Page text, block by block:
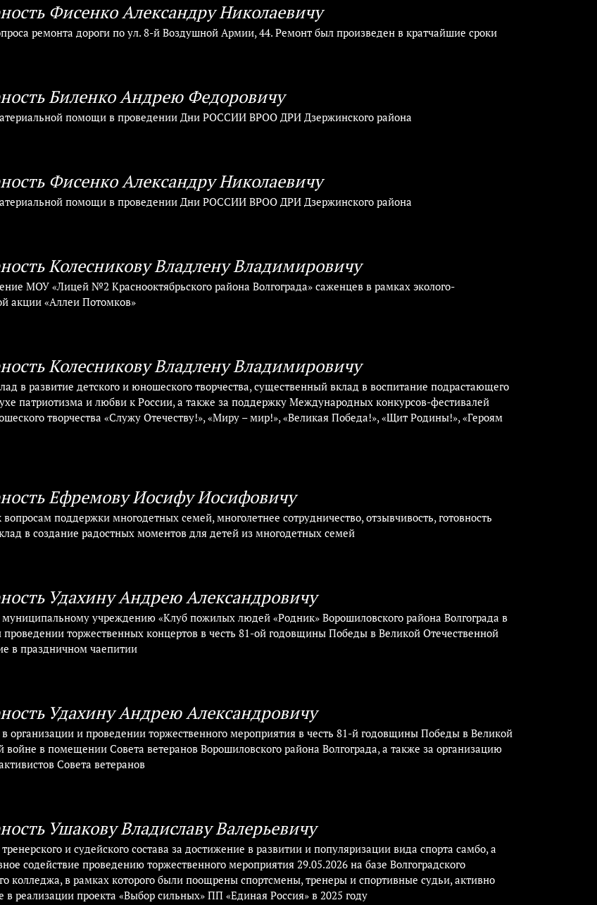
Фисенко Александру Николаевичу
ремонта дороги по ул. 8-й Воздушной Армии, 44. Ремонт был произведен в кратчайшие сроки
Биленко Андрею Федоровичу
помощи в проведении Дни РОССИИ ВРОО ДРИ Дзержинского района
Фисенко Александру Николаевичу
помощи в проведении Дни РОССИИ ВРОО ДРИ Дзержинского района
Колесникову Владлену Владимировичу
МОУ «Лицей №2 Краснооктябрьского района Волгограда» саженцев в рамках эколого-
акции «Аллеи Потомков»
Колесникову Владлену Владимировичу
в развитие детского и юношеского творчества, существенный вклад в воспитание подрастающего
патриотизма и любви к России, а также за поддержку Международных конкурсов-фестивалей
творчества «Служу Отечеству!», «Миру – мир!», «Великая Победа!», «Щит Родины!», «Героям
Ефремову Иосифу Иосифовичу
поддержки многодетных семей, многолетнее сотрудничество, отзывчивость, готовность
в создание радостных моментов для детей из многодетных семей
Удахину Андрею Александровичу
муниципальному учреждению «Клуб пожилых людей «Родник» Ворошиловского района Волгограда в
проведении торжественных концертов в честь 81-ой годовщины Победы в Великой Отечественной
в праздничном чаепитии
Удахину Андрею Александровичу
в организации и проведении торжественного мероприятия в честь 81-й годовщины Победы в Великой
войне в помещении Совета ветеранов Ворошиловского района Волгограда, а также за организацию
Совета ветеранов
Ушакову Владиславу Валерьевичу
и судейского состава за достижение в развитии и популяризации вида спорта самбо, а
содействие проведению торжественного мероприятия 29.05.2026 на базе Волгоградского
колледжа, в рамках которого были поощрены спортсмены, тренеры и спортивные судьи, активно
в реализации проекта «Выбор сильных» ПП «Единая Россия» в 2025 году